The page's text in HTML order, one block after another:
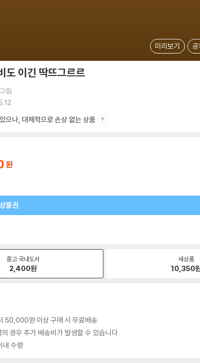
미리보기 공
도 이긴 딱뜨그르르
그림
으나, 대체적으로 손상 없는 상품
품권
중고 국내도서
2,400원
새상품
10,350
50,000원 이상 구매 시 무료배송
경우 추가 배송비가 발생할 수 있습니다.
내 수령